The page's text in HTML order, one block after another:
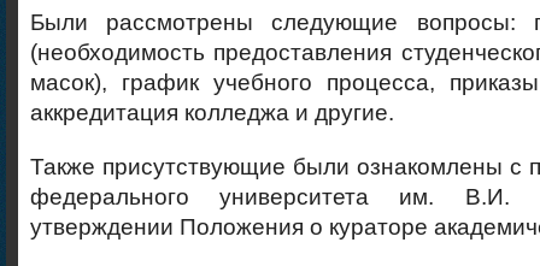
Были рассмотрены следующие вопросы:
(необходимость предоставления
масок), график учебного процесса,
аккредитация колледжа и другие.
Также присутствующие были ознакомлены с
федерального университета им. В.И.
утверждении Положения о кураторе